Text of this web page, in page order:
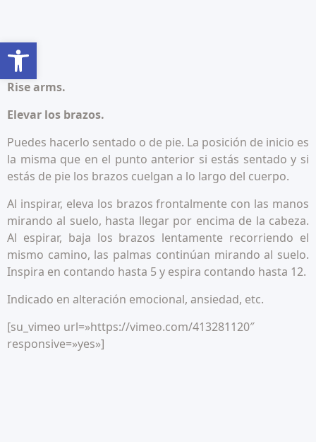
Rise arms.
Elevar los brazos.
Puedes hacerlo sentado o de pie. La posición de inicio es
la misma que en el punto anterior si estás sentado y si
estás de pie los brazos cuelgan a lo largo del cuerpo.
Al inspirar, eleva los brazos frontalmente con las manos
mirando al suelo, hasta llegar por encima de la cabeza.
Al espirar, baja los brazos lentamente recorriendo el
mismo camino, las palmas continúan mirando al suelo.
Inspira en contando hasta 5 y espira contando hasta 12.
Indicado en alteración emocional, ansiedad, etc.
[su_vimeo url=»https://vimeo.com/413281120″
responsive=»yes»]
Abrir barra de herramientas